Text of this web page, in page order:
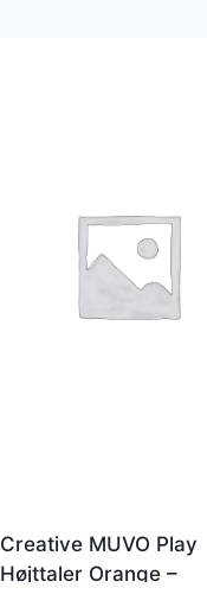
Creative MUVO Play
Højttaler Orange –